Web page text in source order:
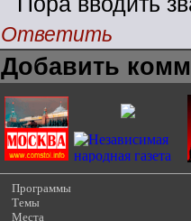
Ответить
Добавить
Программы
Темы
Места